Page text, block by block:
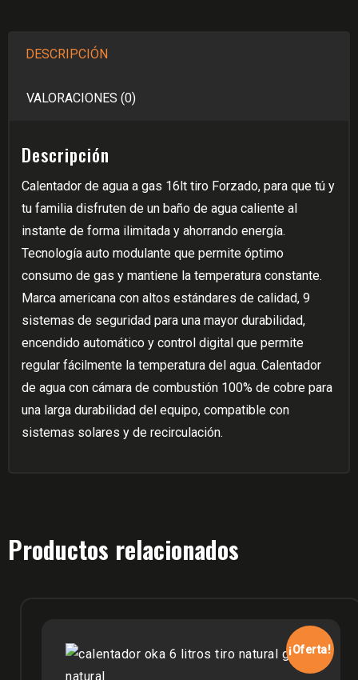
Línea
cantidad
DESCRIPCIÓN
VALORACIONES (0)
Descripción
Calentador de agua a gas 16lt tiro Forzado, para que tú y
tu familia disfruten de un baño de agua caliente al
instante de forma ilimitada y ahorrando energía.
Tecnología auto modulante que permite óptimo
consumo de gas y mantiene la temperatura constante.
Marca americana con altos estándares de calidad, 9
sistemas de seguridad para una mayor durabilidad,
encendido automático y control digital que permite
regular fácilmente la temperatura del agua. Calentador
de agua con cámara de combustión 100% de cobre para
una larga durabilidad del equipo, compatible con
sistemas solares y de recirculación.
Productos relacionados
¡Oferta!